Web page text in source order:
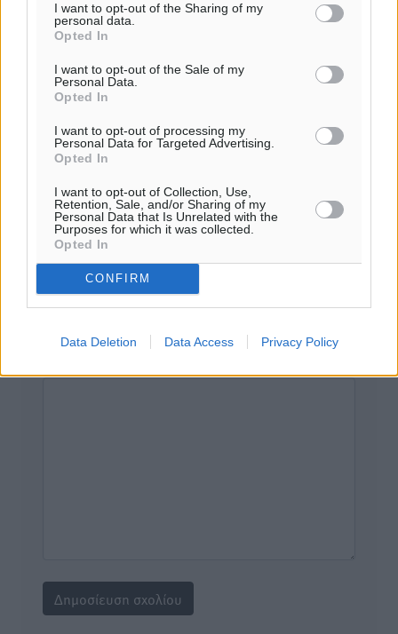
I want to opt-out of the Sharing of my
personal data.
Opted In
I want to opt-out of the Sale of my
Personal Data.
Opted In
I want to opt-out of processing my
Personal Data for Targeted Advertising.
Opted In
I want to opt-out of Collection, Use,
Retention, Sale, and/or Sharing of my
Personal Data that Is Unrelated with the
Purposes for which it was collected.
Opted In
CONFIRM
Data Deletion Data Access Privacy Policy
σχόλια θεωρούμε προσβλητικά ή περιέχουν ύβρεις, χωρίς
καμμία προειδοποίηση. Χρήστες που δεν τηρούν τους
Πρέπει να συμπληρωθούν όλα τα πεδία για την
υποβολή του σχολίου.
Όνοματεπώνυμο Email
Φύλαξε τα στοιχεία μου για την επόμενη φορά.